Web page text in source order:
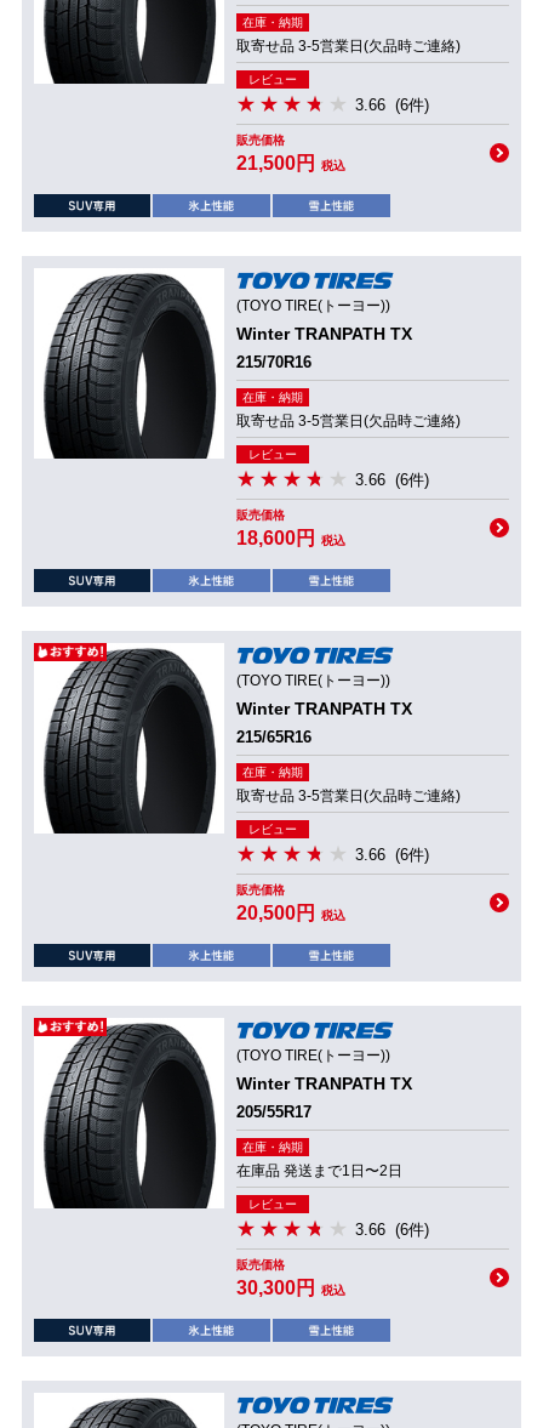
在庫・納期
取寄せ品 3-5営業日(欠品時ご連絡)
レビュー
3.66 (6件)
販売価格
21,500円 税込
(TOYO TIRE(トーヨー))
Winter TRANPATH TX
215/70R16
在庫・納期
取寄せ品 3-5営業日(欠品時ご連絡)
レビュー
3.66 (6件)
販売価格
18,600円 税込
(TOYO TIRE(トーヨー))
Winter TRANPATH TX
215/65R16
在庫・納期
取寄せ品 3-5営業日(欠品時ご連絡)
レビュー
3.66 (6件)
販売価格
20,500円 税込
(TOYO TIRE(トーヨー))
Winter TRANPATH TX
205/55R17
在庫・納期
在庫品 発送まで1日〜2日
レビュー
3.66 (6件)
販売価格
30,300円 税込